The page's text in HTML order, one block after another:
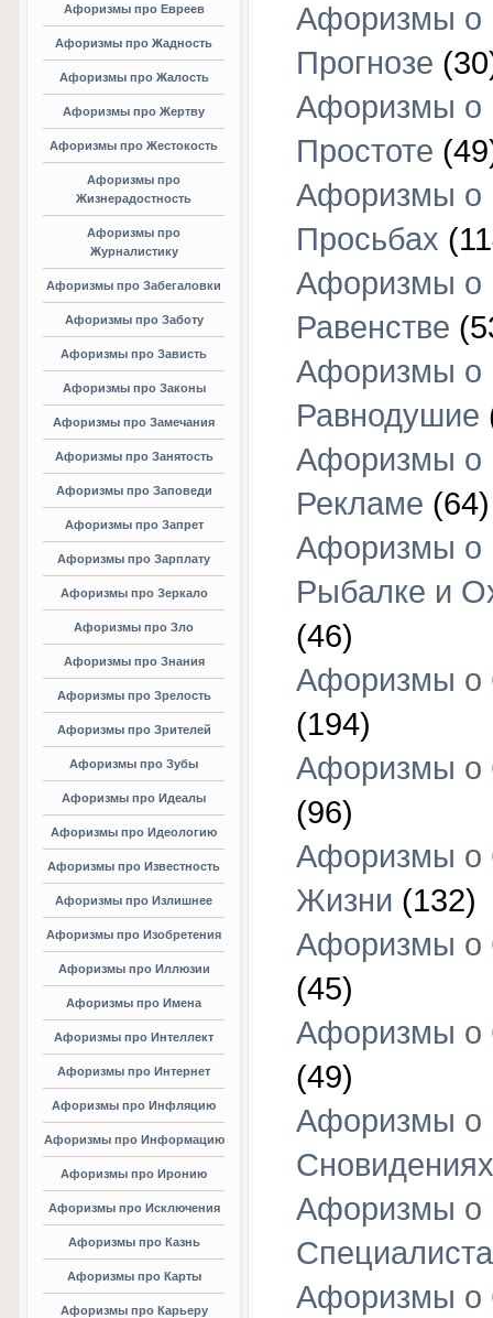
Афоризмы про Евреев
Афоризмы про Жадность
Афоризмы про Жалость
Афоризмы про Жертву
Афоризмы про Жестокость
Афоризмы про
Жизнерадостность
Афоризмы про
Журналистику
Афоризмы про Забегаловки
Афоризмы про Заботу
Афоризмы про Зависть
Афоризмы про Законы
Афоризмы про Замечания
Афоризмы про Занятость
Афоризмы про Заповеди
Афоризмы про Запрет
Афоризмы про Зарплату
Афоризмы про Зеркало
Афоризмы про Зло
Афоризмы про Знания
Афоризмы про Зрелость
Афоризмы про Зрителей
Афоризмы про Зубы
Афоризмы про Идеалы
Афоризмы про Идеологию
Афоризмы про Известность
Афоризмы про Излишнее
Афоризмы про Изобретения
Афоризмы про Иллюзии
Афоризмы про Имена
Афоризмы про Интеллект
Афоризмы про Интернет
Афоризмы про Инфляцию
Афоризмы про Информацию
Афоризмы про Иронию
Афоризмы про Исключения
Афоризмы про Казнь
Афоризмы про Карты
Афоризмы про Карьеру
Афоризмы о
Прогнозе
Афоризмы о
Простоте
Афоризмы о
Просьбах
Афоризмы о
Равенстве
Афоризмы о
Равнодушие
Афоризмы о
Рекламе (64)
Афоризмы о
Рыбалке и
(46)
Афоризмы о
(194)
Афоризмы о
(96)
Афоризмы о
Жизни (132)
Афоризмы о
(45)
Афоризмы о
(49)
Афоризмы о
Сновидениях
Афоризмы о
Афоризмы о